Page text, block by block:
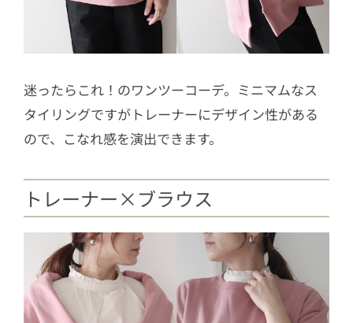
迷ったらこれ！のワンツーコーデ。ミニマムなス
タイリングですがトレーナーにデザイン性がある
ので、こなれ感を演出できます。
トレーナー×ブラウス